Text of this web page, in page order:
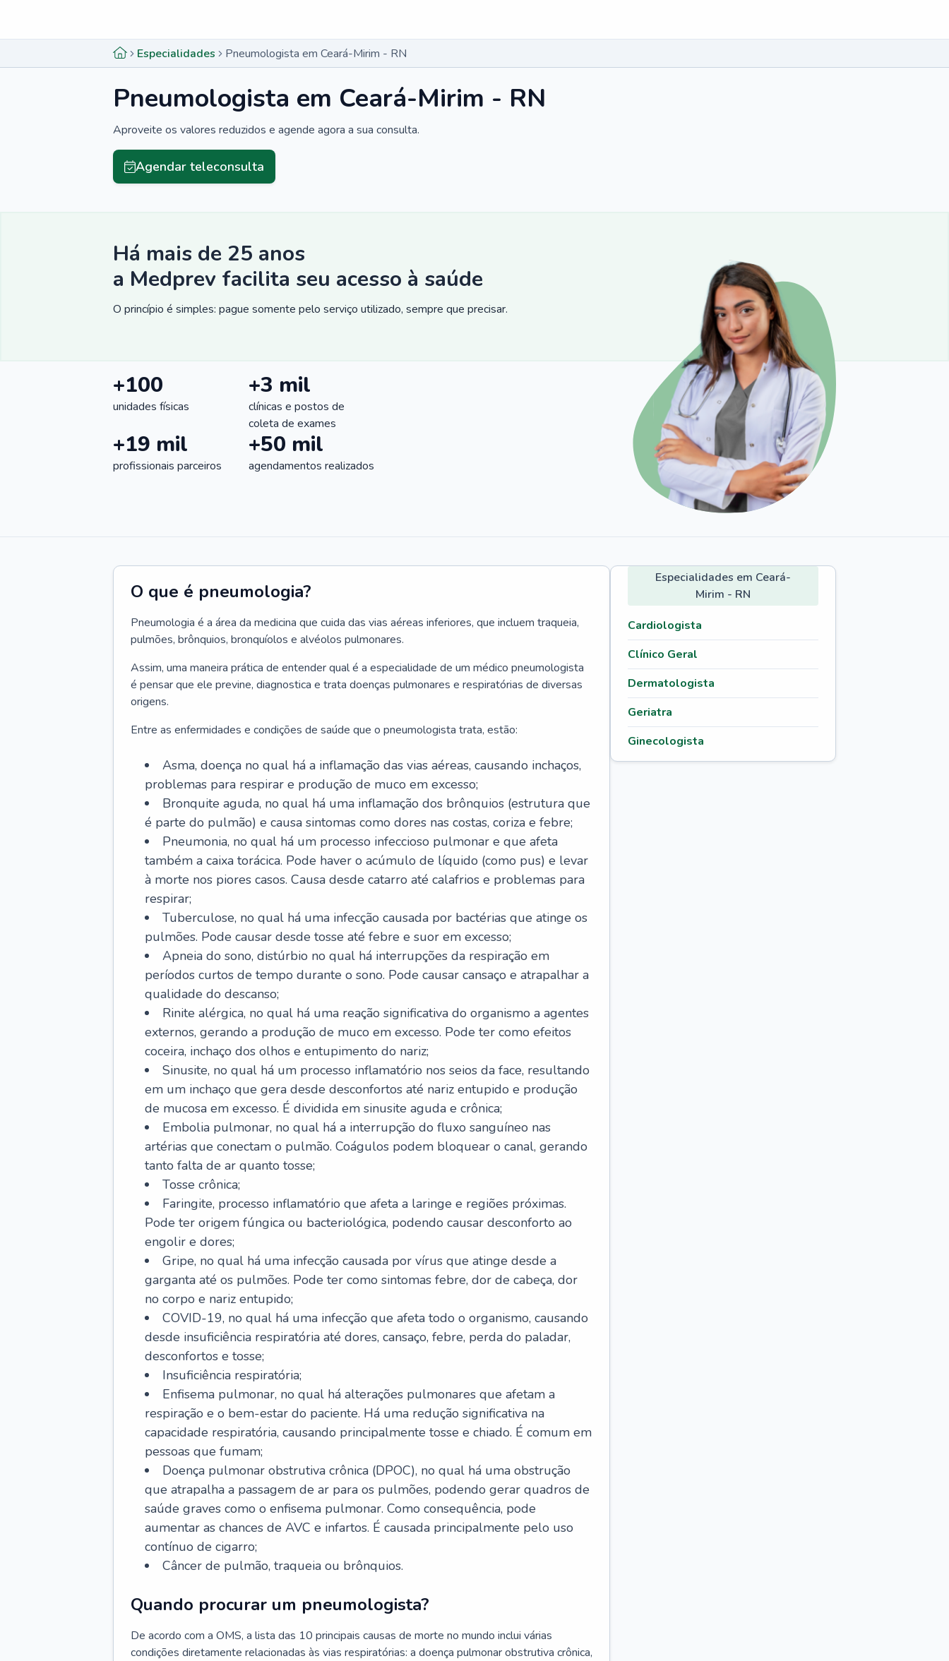
Especialidades Pneumologista em Ceará-Mirim - RN
Pneumologista em Ceará-Mirim - RN
Aproveite os valores reduzidos e agende agora a sua consulta.
Agendar teleconsulta
Há mais de 25 anos
a Medprev facilita seu acesso à saúde
O princípio é simples: pague somente pelo serviço utilizado, sempre que precisar.
+100
unidades físicas
+3 mil
clínicas e postos de
coleta de exames
+19 mil
profissionais parceiros
+50 mil
agendamentos realizados
O que é pneumologia?
Pneumologia é a área da medicina que cuida das vias aéreas inferiores, que incluem traqueia,
pulmões, brônquios, bronquíolos e alvéolos pulmonares.
Assim, uma maneira prática de entender qual é a especialidade de um médico pneumologista
é pensar que ele previne, diagnostica e trata doenças pulmonares e respiratórias de diversas
origens.
Entre as enfermidades e condições de saúde que o pneumologista trata, estão:
Asma, doença no qual há a inflamação das vias aéreas, causando inchaços,
problemas para respirar e produção de muco em excesso;
Bronquite aguda, no qual há uma inflamação dos brônquios (estrutura que
é parte do pulmão) e causa sintomas como dores nas costas, coriza e febre;
Pneumonia, no qual há um processo infeccioso pulmonar e que afeta
também a caixa torácica. Pode haver o acúmulo de líquido (como pus) e levar
à morte nos piores casos. Causa desde catarro até calafrios e problemas para
respirar;
Tuberculose, no qual há uma infecção causada por bactérias que atinge os
pulmões. Pode causar desde tosse até febre e suor em excesso;
Apneia do sono, distúrbio no qual há interrupções da respiração em
períodos curtos de tempo durante o sono. Pode causar cansaço e atrapalhar a
qualidade do descanso;
Rinite alérgica, no qual há uma reação significativa do organismo a agentes
externos, gerando a produção de muco em excesso. Pode ter como efeitos
coceira, inchaço dos olhos e entupimento do nariz;
Sinusite, no qual há um processo inflamatório nos seios da face, resultando
em um inchaço que gera desde desconfortos até nariz entupido e produção
de mucosa em excesso. É dividida em sinusite aguda e crônica;
Embolia pulmonar, no qual há a interrupção do fluxo sanguíneo nas
artérias que conectam o pulmão. Coágulos podem bloquear o canal, gerando
tanto falta de ar quanto tosse;
Tosse crônica;
Faringite, processo inflamatório que afeta a laringe e regiões próximas.
Pode ter origem fúngica ou bacteriológica, podendo causar desconforto ao
engolir e dores;
Gripe, no qual há uma infecção causada por vírus que atinge desde a
garganta até os pulmões. Pode ter como sintomas febre, dor de cabeça, dor
no corpo e nariz entupido;
COVID-19, no qual há uma infecção que afeta todo o organismo, causando
desde insuficiência respiratória até dores, cansaço, febre, perda do paladar,
desconfortos e tosse;
Insuficiência respiratória;
Enfisema pulmonar, no qual há alterações pulmonares que afetam a
respiração e o bem-estar do paciente. Há uma redução significativa na
capacidade respiratória, causando principalmente tosse e chiado. É comum em
pessoas que fumam;
Doença pulmonar obstrutiva crônica (DPOC), no qual há uma obstrução
que atrapalha a passagem de ar para os pulmões, podendo gerar quadros de
saúde graves como o enfisema pulmonar. Como consequência, pode
aumentar as chances de AVC e infartos. É causada principalmente pelo uso
contínuo de cigarro;
Câncer de pulmão, traqueia ou brônquios.
Quando procurar um pneumologista?
De acordo com a OMS, a lista das 10 principais causas de morte no mundo inclui várias
condições diretamente relacionadas às vias respiratórias: a doença pulmonar obstrutiva crônica,
Especialidades em Ceará-
Mirim - RN
Cardiologista
Clínico Geral
Dermatologista
Geriatra
Ginecologista